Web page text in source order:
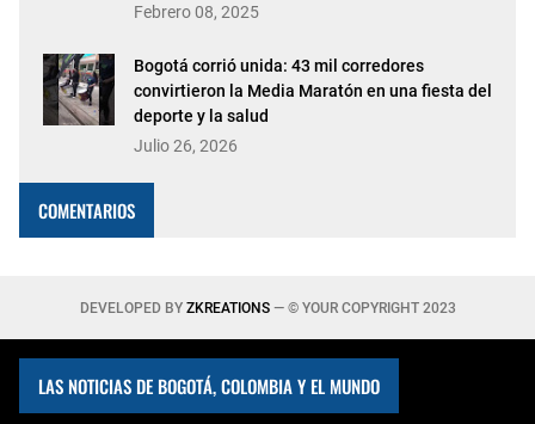
Febrero 08, 2025
Bogotá corrió unida: 43 mil corredores
convirtieron la Media Maratón en una fiesta del
deporte y la salud
Julio 26, 2026
COMENTARIOS
DEVELOPED BY ZKREATIONS— © YOUR COPYRIGHT 2023
LAS NOTICIAS DE BOGOTÁ, COLOMBIA Y EL MUNDO